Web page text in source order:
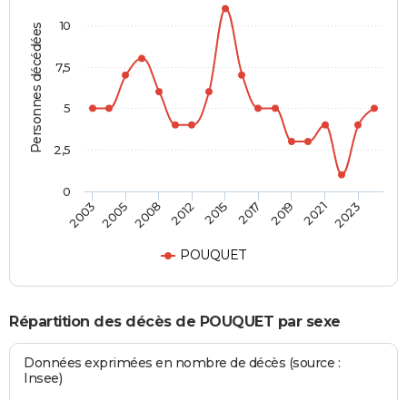
Personnes décédées
POUQUET
2003 2005 2008 2012 2015 2017 2019 2021 2023
0
2,5
5
7,5
10
Répartition des décès de POUQUET par sexe
Données exprimées en nombre de décès (source :
Insee)